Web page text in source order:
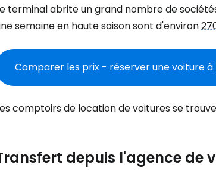
terminal abrite un grand nombre de
semaine en haute saison sont d'environ
Comparer les prix - réserver une voiture
comptoirs de location de voitures se
depuis l'agence de